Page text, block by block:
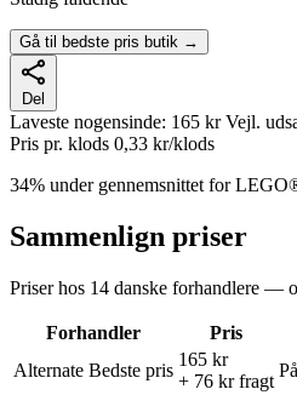
Gå til bedste pris butik →
Del
Laveste nogensinde: 165 kr Vejl.
Pris pr. klods 0,33 kr/klods
34% under gennemsnittet for
Sammenlign priser
Priser hos 14 danske forhandlere —
Forhandler Pris
Alternate Bedste pris
165 kr
+ 76 kr fragt